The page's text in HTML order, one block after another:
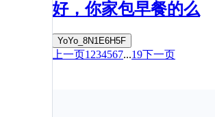
好，你家包早餐的么
YoYo_8N1E6H5F
上一页1 234567...19下一页